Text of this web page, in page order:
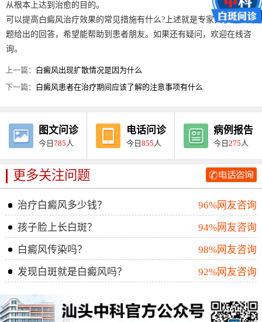
从根本上达到治愈的目的。
可以提高白癜风治疗效果的常见措施有什么?上述就是专家关于这个问
题给出的回答，希望能帮助到患者朋友。如果还有疑问，欢迎在线咨
询。
上一篇： 白癜风出现扩散情况是因为什么
下一篇： 白癜风患者在治疗期间应该了解的注意事项有什么
图文问诊
今日785 人
电话问诊
今日855 人
病例报告
今日275 人
更多关注问题
治疗白癜风多少钱？
96%网友咨询
孩子脸上长白斑？
94%网友咨询
白癜风传染吗？
98%网友咨询
发现白斑就是白癜风吗？
92%网友咨询